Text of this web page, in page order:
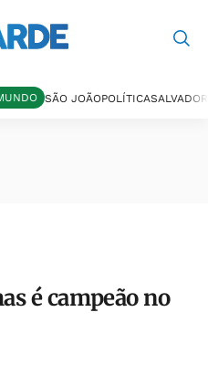
SÃO JOÃOPOLÍTICASALVADOR
é campeão no